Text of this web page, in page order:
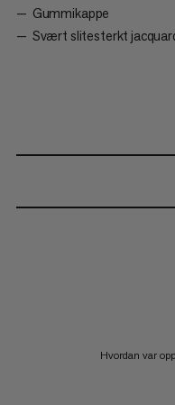
Gummikappe
Svært slitesterkt
Hvordan var